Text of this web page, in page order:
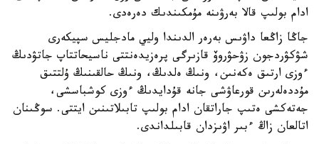
ادام بولىپ قالا بەرۋىنە مۇمكىندىك دەرەدى.
جاڭا زاڭعا داۋىس بەرەر الدىندا وليي مادجليس سپيكەرى
شۋكۋردجون زۋحۋروۆ قازىرگى پرەزيدەنتتى ناسيحاتتاپ جاتۋدىڭ
ءوزى ارتىق ەكەنىن، ونىڭ ەلدىڭ، ونىڭ حالقىنىڭ ۇلتتىق
مۇددەلەرىن قورعاۋشى جانە قۇدايدىڭ ءوزى كوشباسشى،
جەتەكشى ەتىپ جاراتقان ادام بولىپ تابىلاتىنىن ايتتى. سوڭىنان
اتالعان زاڭ ءبىر اۋىزدان قابىلداندى.